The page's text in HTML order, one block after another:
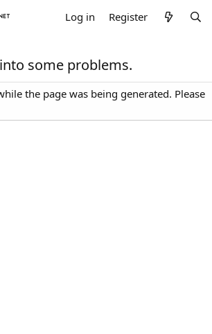
Log in Register
some problems.
the page was being generated. Please